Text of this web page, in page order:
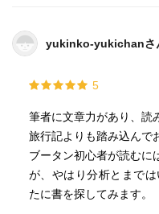
どういう関係があるか？
感想として、
GNHという制度があるこ
いい形で裏切られたこと
科学技術や経済原理は、
いうなれば誰しもに通じ
と思っていてそれは正し
yukinko-yukichanさ
5
筆者に文章力があり、読
旅行記よりも踏み込んで
ブータン初心者が読むに
が、やはり分析とまで
たに書を探してみます。